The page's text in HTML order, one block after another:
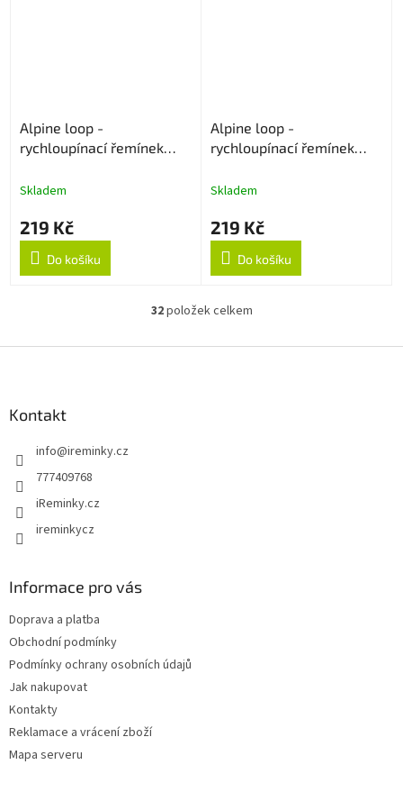
Alpine loop -
rychloupínací řemínek
Skladem
219 Kč
Do košíku
Alpine loop -
rychloupínací řemínek
Skladem
219 Kč
Do košíku
O
l
32položek celkem
Kontakt
info@ireminky.cz
777409768
iReminky.cz
ireminkycz
Informace pro vás
Doprava a platba
Obchodní podmínky
Podmínky ochrany osobních údajů
Jak nakupovat
Kontakty
Reklamace a vrácení zboží
Mapa serveru